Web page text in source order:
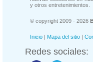
y otros entretenimientos.
© copyright 2009 - 2026
Inicio | Mapa del sitio |
Redes sociales: